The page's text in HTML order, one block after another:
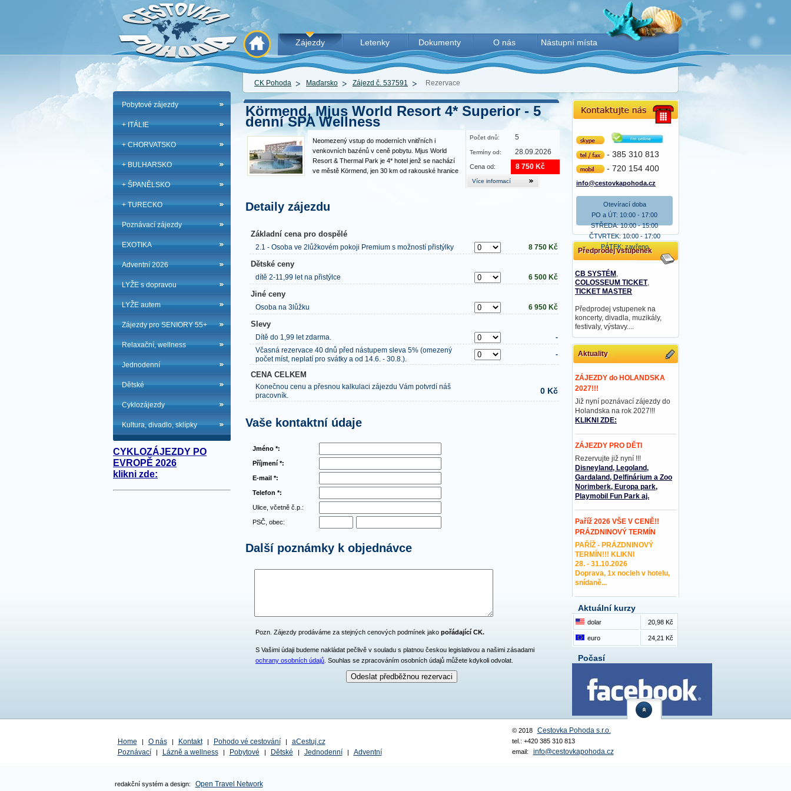
Zájezdy Letenky Dokumenty O nás Nástupní místa
CK Pohoda Maďarsko Zájezd č. 537591 Rezervace
Pobytové zájezdy
+ ITÁLIE
+ CHORVATSKO
+ BULHARSKO
+ ŠPANĚLSKO
+ TURECKO
Poznávací zájezdy
EXOTIKA
Adventní 2026
LYŽE s dopravou
LYŽE autem
Zájezdy pro SENIORY 55+
Relaxační, wellness
Jednodenní
Dětské
Cyklozájezdy
Kultura, divadlo, sklípky
CYKLOZÁJEZDY PO
EVROPĚ 2026
klikni zde:
Körmend, Mjus World Resort 4* Superior - 5
denní SPA Wellness
Neomezený vstup do moderních vnitřních i
venkovních bazénů v ceně pobytu. Mjus World
Resort & Thermal Park je 4* hotel jenž se nachází
ve městě Körmend, jen 30 km od rakouské hranice
wellness bar, pool…
5
Počet dnů:
28.09.2026
Termíny od:
8 750 Kč
Cena od:
Více informací
Detaily zájezdu
Základní cena pro dospělé
2.1 - Osoba ve 2lůžkovém pokoji Premium s možností přistýlky 8 750 Kč
Dětské ceny
dítě 2-11,99 let na přistýlce 6 500 Kč
Jiné ceny
Osoba na 3lůžku 6 950 Kč
Slevy
Dítě do 1,99 let zdarma.
-
Včasná rezervace 40 dnů před nástupem sleva 5% (omezený
počet míst, neplatí pro svátky a od 14.6. - 30.8.).
-
CENA CELKEM
Konečnou cenu a přesnou kalkulaci zájezdu Vám potvrdí náš
pracovník.
0 Kč
Vaše kontaktní údaje
Jméno *:
Příjmení *:
E-mail *:
Telefon *:
Ulice, včetně č.p.:
PSČ, obec:
Další poznámky k objednávce
Pozn. Zájezdy prodáváme za stejných cenových podmínek jako pořádající CK.
S Vašimi údaji budeme nakládat pečlivě v souladu s platnou českou legislativou a našimi zásadami
ochrany osobních údajů . Souhlas se zpracováním osobních údajů můžete kdykoli odvolat.
- 385 310 813
- 720 154 400
info@cestovkapohoda.cz
Otevírací doba
PO a ÚT: 10:00 - 17:00
STŘEDA: 10:00 - 15:00
ČTVRTEK: 10:00 - 17:00
PÁTEK: zavřeno
Předprodej vstupenek
CB SYSTÉM ,
COLOSSEUM TICKET,
TICKET MASTER
Předprodej vstupenek na
koncerty, divadla, muzikály,
festivaly, výstavy....
Aktuality
ZÁJEZDY do HOLANDSKA
2027!!!
Již nyní poznávací zájezdy do
Holandska na rok 2027!!!
KLIKNI ZDE:
ZÁJEZDY PRO DĚTI
Rezervujte již nyní !!!
Disneyland, Legoland,
Gardaland, Delfinárium a Zoo
Norimberk, Europa park,
Playmobil Fun Park aj.
Paříž 2026 VŠE V CENĚ!!
PRÁZDNINOVÝ TERMÍN
PAŘÍŽ - PRÁZDNINOVÝ
TERMÍN!!! KLIKNI
28. - 31.10.2026
Doprava, 1x nocleh v hotelu,
snídaně...
Aktuální kurzy
dolar 20,98 Kč
euro 24,21 Kč
Počasí
© 2018 Cestovka Pohoda s.r.o.
tel.: +420 385 310 813
email:
info@cestovkapohoda.cz
Home | O nás | Kontakt | Pohodo vé cestování |
aCestuj.cz
Poznávací
| Lázně a wellness | Pobytové | Dětské | Jednodenní | Adventní
redakční systém a design: Open Travel Network